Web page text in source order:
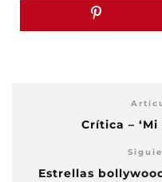
Crítica –
Estrellas